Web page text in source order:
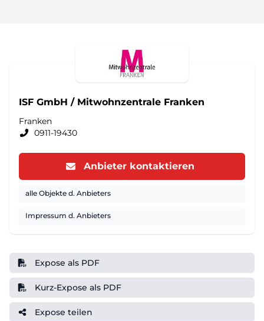
ISF GmbH / Mitwohnzentrale Franken
Franken
0911-19430
Anbieter kontaktieren
alle Objekte d. Anbieters
Impressum d. Anbieters
Expose als PDF
Kurz-Expose als PDF
Expose teilen